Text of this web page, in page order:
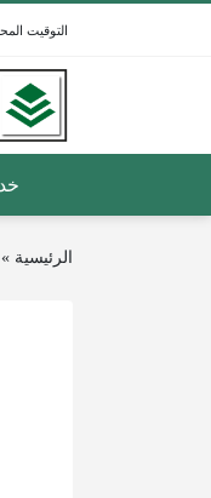
الرئيسية »